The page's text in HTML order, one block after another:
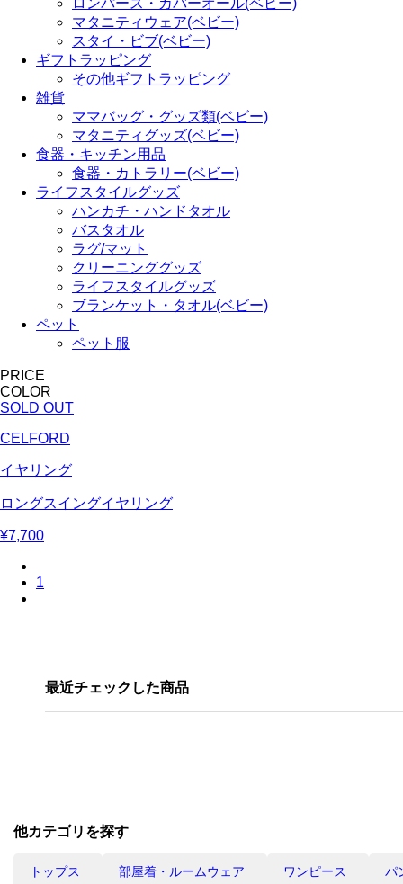
マタニティウェア(ベビー)
スタイ・ビブ(ベビー)
ギフトラッピング
その他ギフトラッピング
雑貨
ママバッグ・グッズ類(ベビー)
マタニティグッズ(ベビー)
食器・キッチン用品
食器・カトラリー(ベビー)
ライフスタイルグッズ
ハンカチ・ハンドタオル
バスタオル
ラグ/マット
クリーニンググッズ
ライフスタイルグッズ
ブランケット・タオル(ベビー)
ペット
ペット服
PRICE
COLOR
SOLD OUT
CELFORD
イヤリング
ロングスイングイヤリング
¥7,700
1
最近チェックした商品
他カテゴリを探す
トップス ワンピース パ
部屋着・ルームウェア